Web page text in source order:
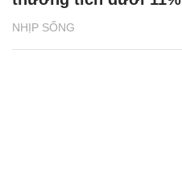
NHỊP SỐNG